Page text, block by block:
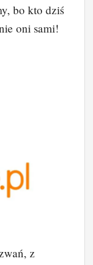
bo kto dziś
oni sami!
z